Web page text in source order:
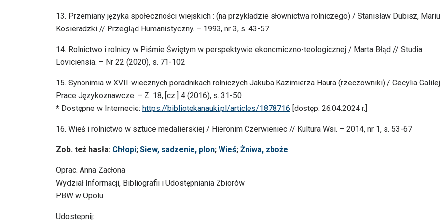
13. Przemiany języka społeczności wiejskich : (na przykładzie słownictwa rolniczego) / Stanisław Dubisz,
Kosieradzki // Przegląd Humanistyczny. – 1993, nr 3, s. 43-57
14. Rolnictwo i rolnicy w Piśmie Świętym w perspektywie ekonomiczno-teologicznej / Marta Błąd // Studia
Loviciensia. – Nr 22 (2020), s. 71-102
15. Synonimia w XVII-wiecznych poradnikach rolniczych Jakuba Kazimierza Haura (rzeczowniki) / Cecylia
Prace Językoznawcze. – Z. 18, [cz.] 4 (2016), s. 31-50
* Dostępne w Internecie: https://bibliotekanauki.pl/articles/1878716 [dostęp: 26.04.2024 r.]
16. Wieś i rolnictwo w sztuce medalierskiej / Hieronim Czerwieniec // Kultura Wsi. – 2014, nr 1, s. 53-67
Zob. też hasła: Chłopi; Siew, sadzenie, plon; Wieś; Żniwa, zboże
Oprac. Anna Zacłona
Wydział Informacji, Bibliografii i Udostępniania Zbiorów
PBW w Opolu
Udostepnij: